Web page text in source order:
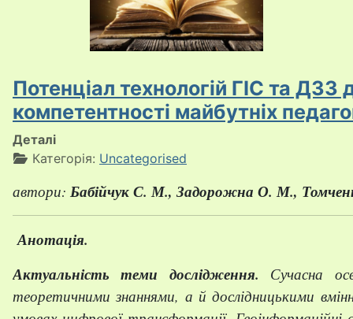
Потенціал технологій ГІС та ДЗЗ
компетентності майбутніх
Деталі
Категорія: Uncategorised
автори: Бабійчук С. М., Задорожна О. М.,
Анотація.
Актуальність теми дослідження. Сучасна
теоретичними знаннями, а й дослідницькими